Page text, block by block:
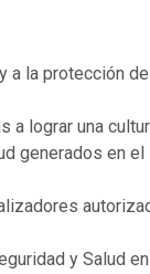
a la protección
a lograr una
generados en el
y Salud